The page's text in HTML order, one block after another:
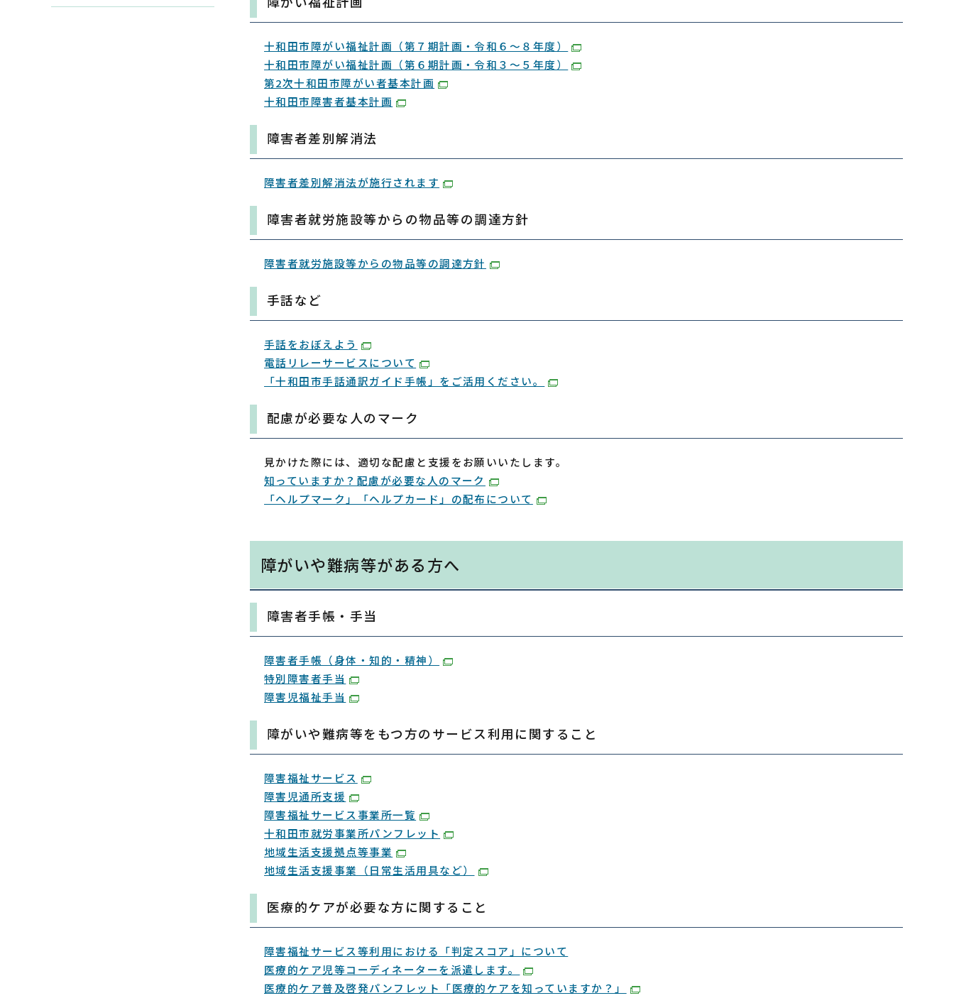
十和田市障がい福祉計画（第７期計画・令和６～８年度）
十和田市障がい福祉計画（第６期計画・令和３～５年度）
第2次十和田市障がい者基本計画
十和田市障害者基本計画
障害者差別解消法
障害者差別解消法が施行されます
障害者就労施設等からの物品等の調達方針
障害者就労施設等からの物品等の調達方針
手話など
手話をおぼえよう
電話リレーサービスについて
「十和田市手話通訳ガイド手帳」をご活用ください。
配慮が必要な人のマーク
見かけた際には、適切な配慮と支援をお願いいたします。
知っていますか？配慮が必要な人のマーク
「ヘルプマーク」「ヘルプカード」の配布について
障がいや難病等がある方へ
障害者手帳・手当
障害者手帳（身体・知的・精神）
特別障害者手当
障害児福祉手当
障がいや難病等をもつ方のサービス利用に関すること
障害福祉サービス
障害児通所支援
障害福祉サービス事業所一覧
十和田市就労事業所パンフレット
地域生活支援拠点等事業
地域生活支援事業（日常生活用具など）
医療的ケアが必要な方に関すること
障害福祉サービス等利用における「判定スコア」について
医療的ケア児等コーディネーターを派遣します。
医療的ケア普及啓発パンフレット「医療的ケアを知っていますか？」